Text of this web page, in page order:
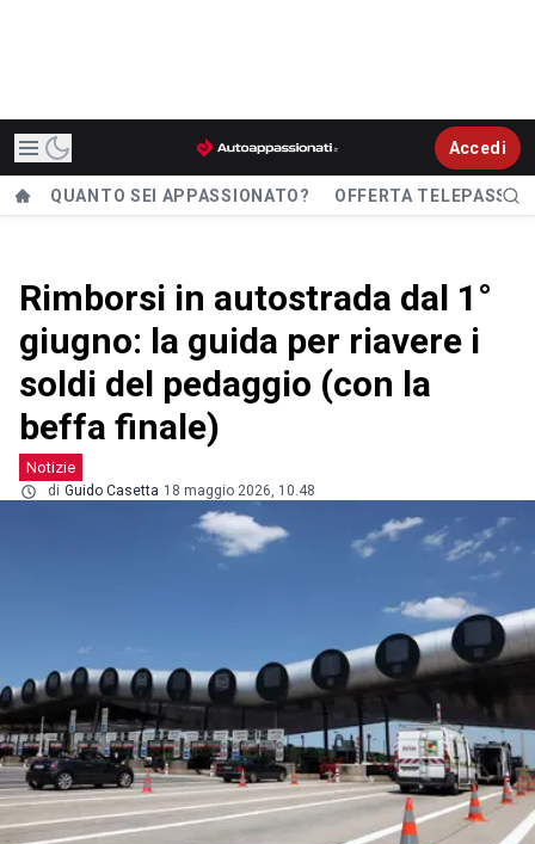
Accedi
QUANTO SEI APPASSIONATO? OFFERTA TELEPASS
Rimborsi in autostrada dal 1°
giugno: la guida per riavere i
soldi del pedaggio (con la
beffa finale)
Notizie
di Guido Casetta 18 maggio 2026, 10.48